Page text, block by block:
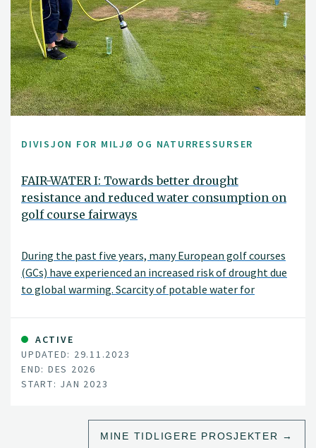
DIVISJON FOR MILJØ OG NATURRESSURSER
FAIR-WATER I: Towards better drought
resistance and reduced water consumption on
golf course fairways
During the past five years, many European golf courses
(GCs) have experienced an increased risk of drought due
to global warming. Scarcity of potable water for
countries.
ACTIVE
UPDATED: 29.11.2023
END: DES 2026
START: JAN 2023
MINE TIDLIGERE PROSJEKTER